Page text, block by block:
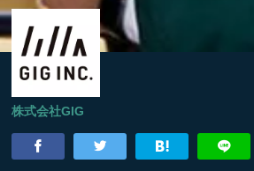
株式会社GIG